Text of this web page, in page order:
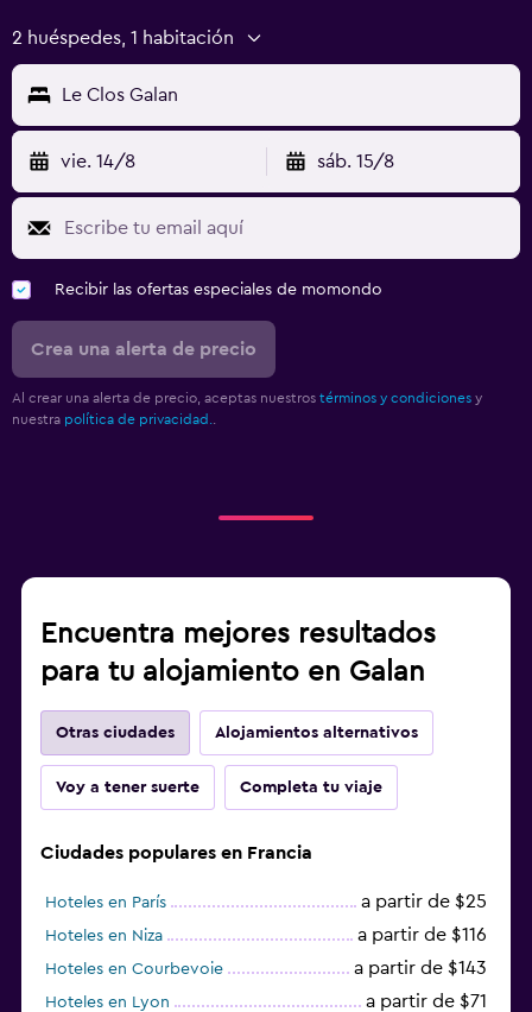
2 huéspedes, 1 habitación
Le Clos Galan
vie. 14/8 sáb. 15/8
Recibir las ofertas especiales de momondo
Crea una alerta de precio
Al crear una alerta de precio, aceptas nuestros términos y condiciones y
nuestra política de privacidad.
Encuentra mejores resultados
para tu alojamiento en Galan
Otras ciudades Alojamientos alternativos
Voy a tener suerte Completa tu viaje
Ciudades populares en Francia
Hoteles en París a partir de $25
Hoteles en Niza a partir de $116
Hoteles en Courbevoie a partir de $143
Hoteles en Lyon a partir de $71